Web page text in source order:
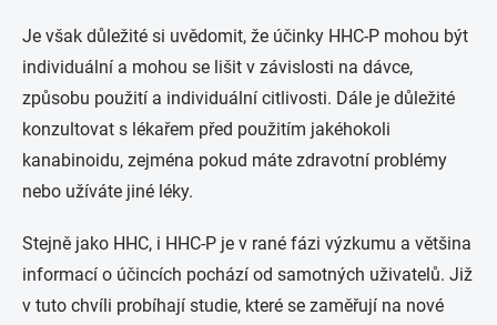
Je však důležité si uvědomit, že účinky HHC-P mohou být
individuální a mohou se lišit v závislosti na dávce,
způsobu použití a individuální citlivosti. Dále je důležité
konzultovat s lékařem před použitím jakéhokoli
kanabinoidu, zejména pokud máte zdravotní problémy
nebo užíváte jiné léky.
Stejně jako HHC, i HHC-P je v rané fázi výzkumu a většina
informací o účincích pochází od samotných uživatelů. Již
v tuto chvíli probíhají studie, které se zaměřují na nové